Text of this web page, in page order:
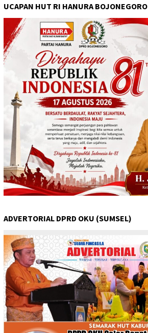
UCAPAN HUT RI HANURA BOJONEGORO
ADVERTORIAL DPRD OKU (SUMSEL)